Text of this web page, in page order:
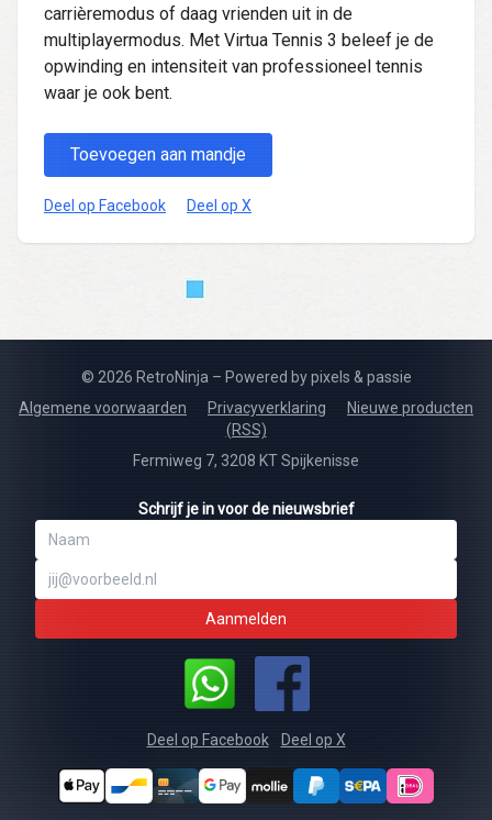
carrièremodus of daag vrienden uit in de
multiplayermodus. Met Virtua Tennis 3 beleef je de
opwinding en intensiteit van professioneel tennis
waar je ook bent.
Toevoegen aan mandje
Deel op Facebook Deel op X
© 2026 RetroNinja – Powered by pixels & passie
Algemene voorwaarden
Privacyverklaring
Nieuwe producten
(RSS)
Fermiweg 7, 3208 KT Spijkenisse
Schrijf je in voor de nieuwsbrief
Aanmelden
Deel op Facebook Deel op X